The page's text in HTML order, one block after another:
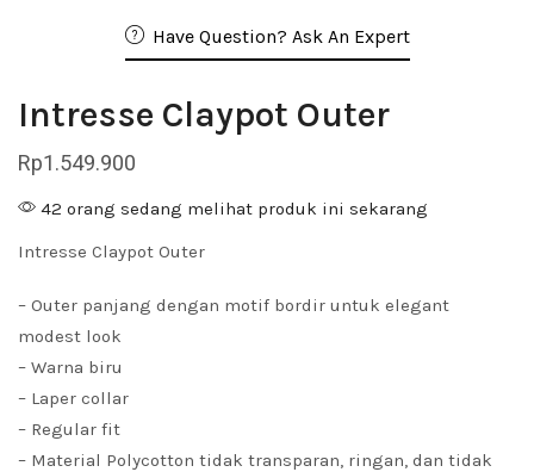
Have Question? Ask An Expert
Intresse Claypot Outer
Rp1.549.900
42 orang sedang melihat produk ini sekarang
Intresse Claypot Outer
– Outer panjang dengan motif bordir untuk elegant
modest look
– Warna biru
– Laper collar
– Regular fit
– Material Polycotton tidak transparan, ringan, dan tidak